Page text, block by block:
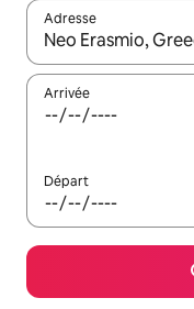
Adresse
Lorsque les
Arrivée
Départ